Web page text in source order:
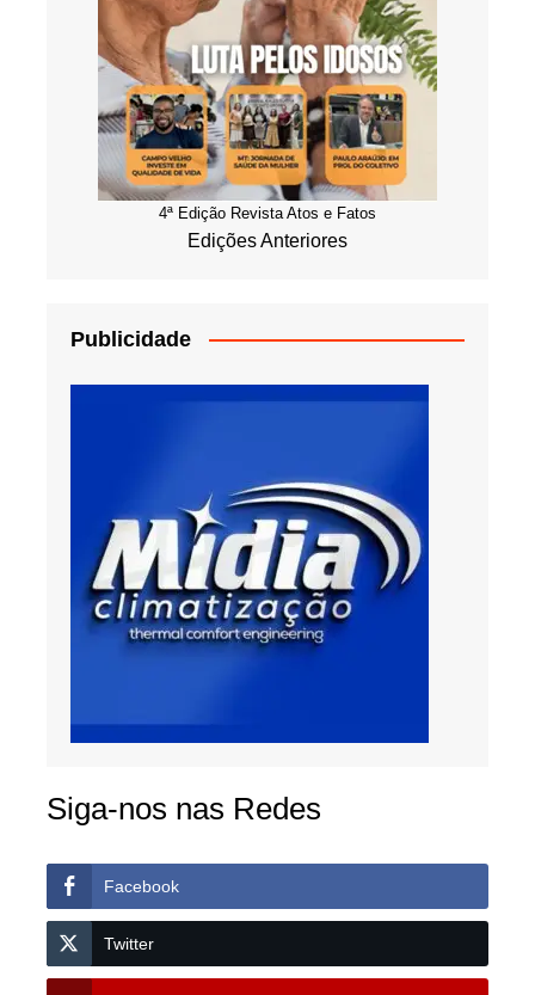
4ª Edição Revista Atos e Fatos
Edições Anteriores
Publicidade
Siga-nos nas Redes
Facebook
Twitter